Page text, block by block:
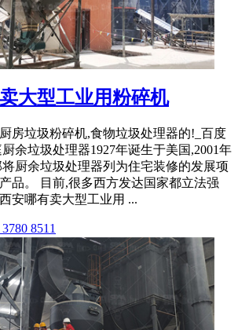
大型工业用粉碎机
房垃圾粉碎机,食物垃圾处理器的!_百度
余垃圾处理器1927年诞生于美国,2001年
将厨余垃圾处理器列为住宅装修的发展项
品。 目前,很多西方发达国家都立法强
安哪有卖大型工业用 ...
8511